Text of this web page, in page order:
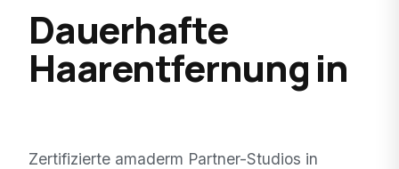
Dauerhafte
Haarentfernung in
Zertifizierte amaderm Partner-Studios in